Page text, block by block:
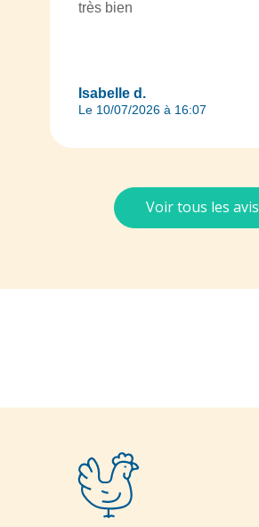
Isabelle d.
Le 10/07/2026 à 16:07
très bien
Voir tous les avis